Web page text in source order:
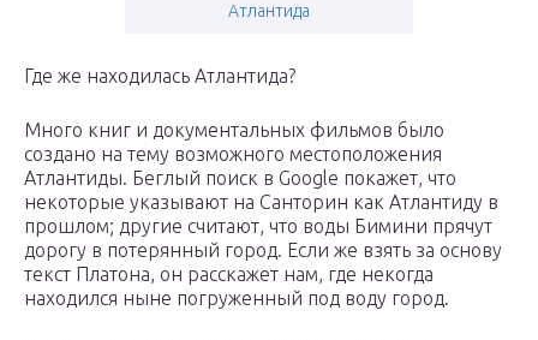
Атлантида
Где же находилась Атлантида?
Много книг и документальных фильмов было
создано на тему возможного местоположения
Атлантиды. Беглый поиск в Google покажет, что
некоторые указывают на Санторин как Атлантиду в
прошлом; другие считают, что воды Бимини прячут
дорогу в потерянный город. Если же взять за основу
текст Платона, он расскажет нам, где некогда
находился ныне погруженный под воду город.